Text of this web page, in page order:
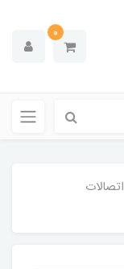
0
اتصالات